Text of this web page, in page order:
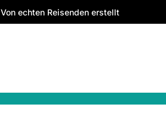
Von echten Reisenden erstellt